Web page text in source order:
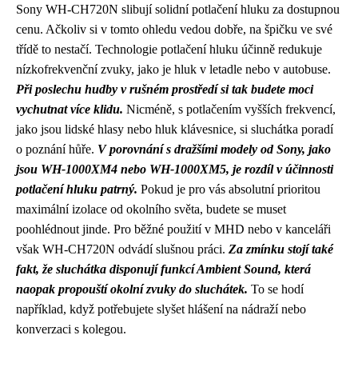
Sony WH-CH720N slibují solidní potlačení hluku za dostupnou
cenu. Ačkoliv si v tomto ohledu vedou dobře, na špičku ve své
třídě to nestačí. Technologie potlačení hluku účinně redukuje
nízkofrekvenční zvuky, jako je hluk v letadle nebo v autobuse.
Při poslechu hudby v rušném prostředí si tak budete moci
vychutnat více klidu. Nicméně, s potlačením vyšších frekvencí,
jako jsou lidské hlasy nebo hluk klávesnice, si sluchátka poradí
o poznání hůře. V porovnání s dražšími modely od Sony, jako
jsou WH-1000XM4 nebo WH-1000XM5, je rozdíl v účinnosti
potlačení hluku patrný. Pokud je pro vás absolutní prioritou
maximální izolace od okolního světa, budete se muset
poohlédnout jinde. Pro běžné použití v MHD nebo v kanceláři
však WH-CH720N odvádí slušnou práci. Za zmínku stojí také
fakt, že sluchátka disponují funkcí Ambient Sound, která
naopak propouští okolní zvuky do sluchátek. To se hodí
například, když potřebujete slyšet hlášení na nádraží nebo
konverzaci s kolegou.